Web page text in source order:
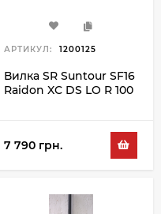
АРТИКУЛ: 1200125
Вилка SR Suntour SF16
Raidon XC DS LO R 100
7 790 грн.